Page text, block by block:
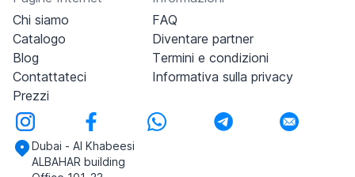
Chi siamo
Catalogo
Blog
Contattateci
Prezzi
FAQ
Diventare partner
Termini e condizioni
Informativa sulla privacy
Dubai - Al Khabeesi
ALBAHAR building